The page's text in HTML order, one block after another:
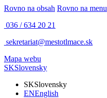
Rovno na obsah Rovno na menu
036 / 634 20 21
sekretariat@mestotlmace.sk
Mapa webu
SKSlovensky
SKSlovensky
ENEnglish